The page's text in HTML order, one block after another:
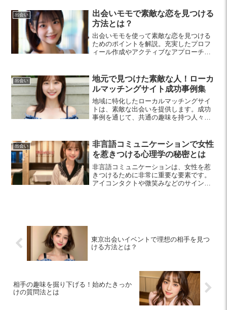
みませんか？
出会い
出会いモモで素敵な恋を見つける
方法とは？
出会いモモを使って素敵な恋を見つける
ためのポイントを解説。充実したプロフ
ィール作成やアクティブなアプローチ、
出会い
地元で見つけた素敵な人！ローカ
ルマッチングサイト成功事例集
地域に特化したローカルマッチングサイ
トは、素敵な出会いを提供します。成功
事例を通じて、共通の趣味を持つ人々と
出会い
非言語コミュニケーションで女性
を惹きつける心理学の秘密とは
非言語コミュニケーションは、女性を惹
きつけるために非常に重要な要素です。
アイコンタクトや微笑みなどのサインを
東京出会いイベントで理想の相手を見つ
ける方法とは？
相手の趣味を掘り下げる！始めたきっか
けの質問法とは